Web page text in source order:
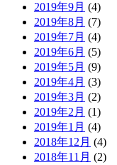
2019年9月 (4)
2019年8月 (7)
2019年7月 (4)
2019年6月 (5)
2019年5月 (9)
2019年4月 (3)
2019年3月 (2)
2019年2月 (1)
2019年1月 (4)
2018年12月 (4)
2018年11月 (2)